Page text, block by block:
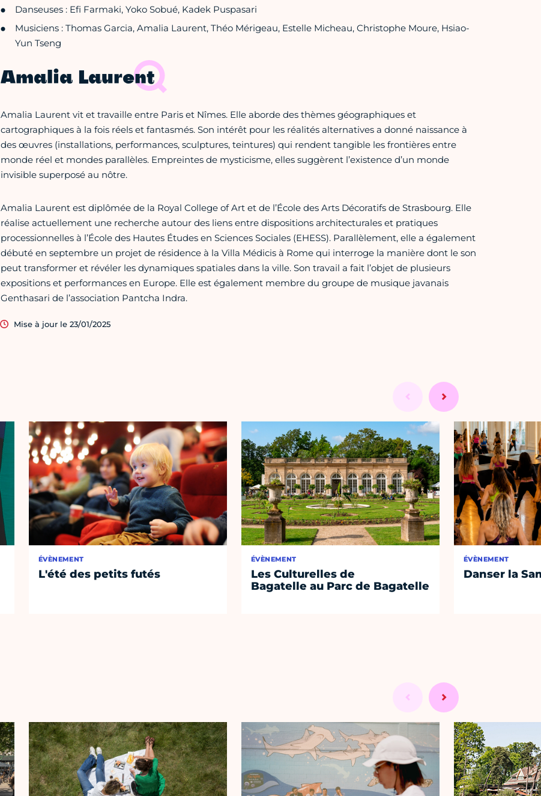
Danseuses : Efi Farmaki, Yoko Sobué, Kadek Puspasari
Musiciens : Thomas Garcia, Amalia Laurent, Théo Mérigeau, Estelle Micheau, Christophe Moure, Hsiao-
Yun Tseng
Amalia Laurent
Amalia Laurent vit et travaille entre Paris et Nîmes. Elle aborde des thèmes géographiques et
cartographiques à la fois réels et fantasmés. Son intérêt pour les réalités alternatives a donné naissance à
des œuvres (installations, performances, sculptures, teintures) qui rendent tangible les frontières entre
monde réel et mondes parallèles. Empreintes de mysticisme, elles suggèrent l’existence d’un monde
invisible superposé au nôtre.
Amalia Laurent est diplômée de la Royal College of Art et de l’École des Arts Décoratifs de Strasbourg. Elle
réalise actuellement une recherche autour des liens entre dispositions architecturales et pratiques
processionnelles à l’École des Hautes Études en Sciences Sociales (EHESS). Parallèlement, elle a également
débuté en septembre un projet de résidence à la Villa Médicis à Rome qui interroge la manière dont le son
peut transformer et révéler les dynamiques spatiales dans la ville. Son travail a fait l’objet de plusieurs
expositions et performances en Europe. Elle est également membre du groupe de musique javanais
Genthasari de l’association Pantcha Indra.
Mise à jour le 23/01/2025
ÉVÈNEMENT
L'été des petits futés
ÉVÈNEMENT
Les Culturelles de
Bagatelle au Parc de Bagatelle
ÉVÈNEMENT
Danser la